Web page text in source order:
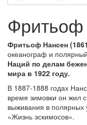
Фритьоф Нансен
океанограф и
Наций по делам
мира в 1922 году.
В 1887-1888 годах
время зимовки он жил
выживания в полярных
«Жизнь эскимосов».